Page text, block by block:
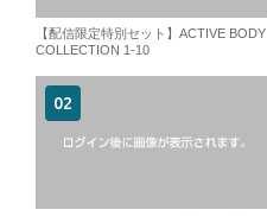
【配信限定特別セット】ACTIVE BODY
COLLECTION 1-10